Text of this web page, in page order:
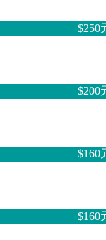
$250
$200
$160
$160